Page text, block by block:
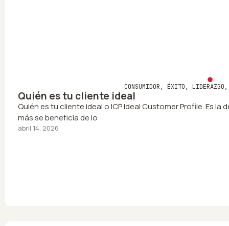
CONSUMIDOR, ÉXITO, LIDERAZGO
Quién es tu cliente ideal
Quién es tu cliente ideal o ICP Ideal Customer Profile. Es
más se beneficia de lo
abril 14, 2026